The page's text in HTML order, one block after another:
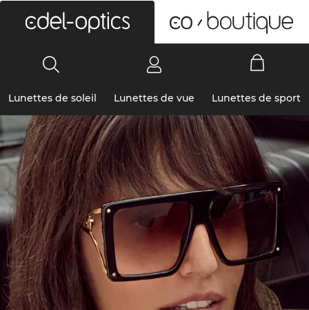
Lunettes de soleil Lunettes de vue Lunettes de sport